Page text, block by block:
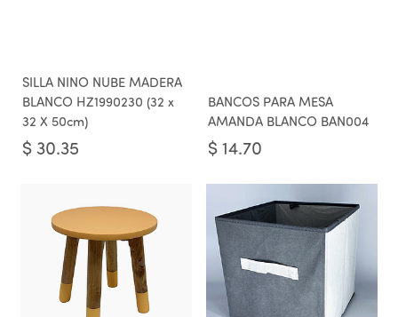
SILLA NINO NUBE MADERA
BLANCO HZ1990230 (32 x
32 X 50cm)
$ 30.35
BANCOS PARA MESA
AMANDA BLANCO BAN004
$ 14.70